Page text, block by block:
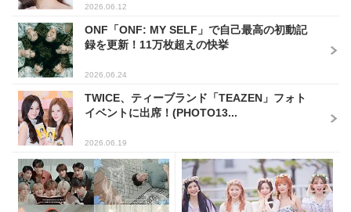
2026.06.12
ONF「ONF: MY SELF」で自己最高の初動記
録を更新！11万枚超えの快挙
2026.06.24
TWICE、ティーブランド「TEAZEN」フォト
イベントに出席！(PHOTO13...
2026.06.19